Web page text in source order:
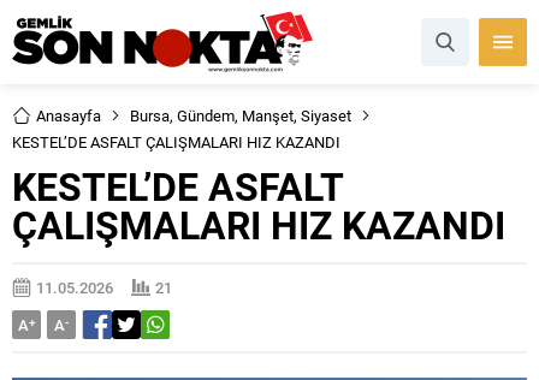
Anasayfa Bursa, Gündem, Manşet, Siyaset
KESTEL’DE ASFALT ÇALIŞMALARI HIZ KAZANDI
KESTEL’DE ASFALT
ÇALIŞMALARI HIZ KAZANDI
11.05.2026
21
A+ A-